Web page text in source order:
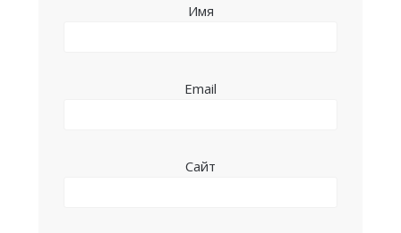
Имя
Email
Сайт